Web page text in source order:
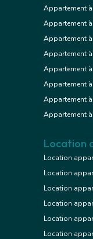
Appartement
Appartement
Appartement à
Appartement à
Appartement
Appartement
Appartement
Appartement
Location
Location
Location
Location
Location
Location
Location